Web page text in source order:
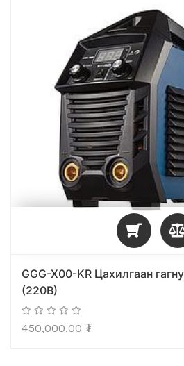
GGG-X00-KR Цахилгаан
(220В)
450,000.00 ₮